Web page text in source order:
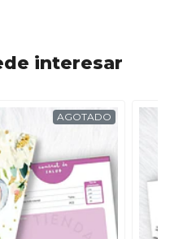
interesar
AGOTADO